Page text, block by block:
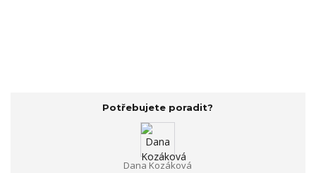
Potřebujete poradit?
Dana Kozáková